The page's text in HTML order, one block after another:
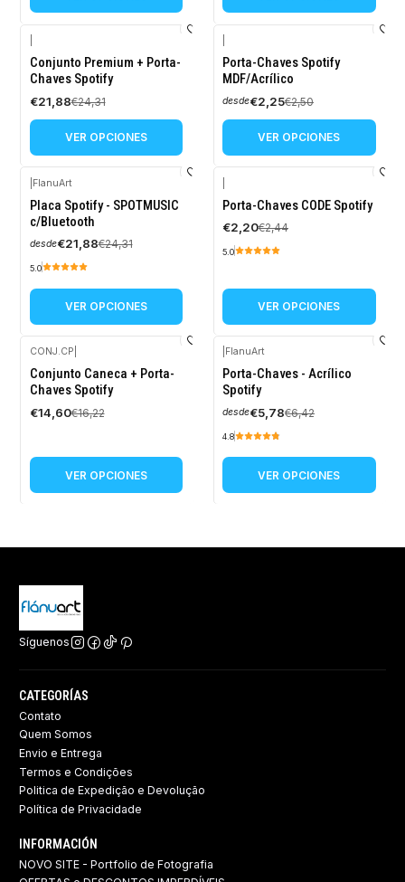
-10%
OFF
Conjunto Premium + Porta-
Chaves Spotify
€21,88€24,31
VER OPCIONES
-10%
OFF
Porta-Chaves Spotify
MDF/Acrílico
desde€2,25€2,50
VER OPCIONES
-10%
OFF
FlanuArt
Placa Spotify - SPOTMUSIC
c/Bluetooth
desde€21,88€24,31
5.0
VER OPCIONES
-10%
OFF
Porta-Chaves CODE Spotify
€2,20€2,44
5.0
VER OPCIONES
-10%
OFF
CONJ.CP
Conjunto Caneca + Porta-
Chaves Spotify
€14,60€16,22
VER OPCIONES
-10%
OFF
FlanuArt
Porta-Chaves - Acrílico
Spotify
desde€5,78€6,42
4.8
VER OPCIONES
Síguenos
CATEGORÍAS
Contato
Quem Somos
Envio e Entrega
Termos e Condições
Politica de Expedição e Devolução ​
Política de Privacidade
INFORMACIÓN
NOVO SITE - Portfolio de Fotografia